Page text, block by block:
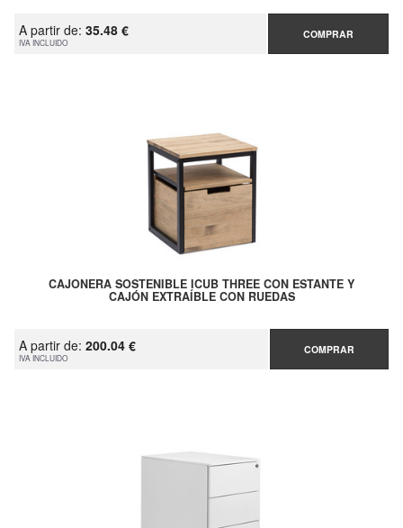
A partir de: 35.48 €
IVA INCLUIDO
COMPRAR
CAJONERA SOSTENIBLE ICUB THREE CON ESTANTE Y
CAJÓN EXTRAÍBLE CON RUEDAS
A partir de: 200.04 €
IVA INCLUIDO
COMPRAR